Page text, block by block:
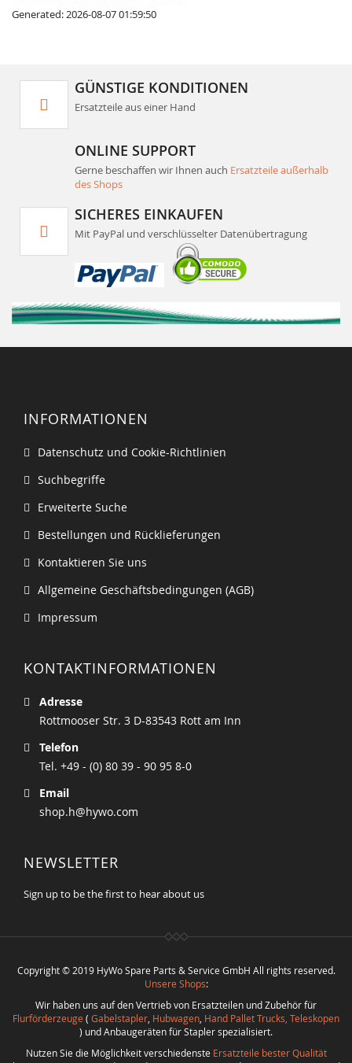
Generated: 2026-08-07 01:59:50
GÜNSTIGE KONDITIONEN
Ersatzteile aus einer Hand
ONLINE SUPPORT
Gerne beschaffen wir Ihnen auch Ersatzteile außerhalb
des Shops
SICHERES EINKAUFEN
Mit PayPal und verschlüsselter Datenübertragung
INFORMATIONEN
Datenschutz und Cookie-Richtlinien
Suchbegriffe
Erweiterte Suche
Bestellungen und Rücklieferungen
Kontaktieren Sie uns
Allgemeine Geschäftsbedingungen (AGB)
Impressum
KONTAKTINFORMATIONEN
Adresse
Rottmooser Str. 3 D-83543 Rott am Inn
Telefon
Tel. +49 - (0) 80 39 - 90 95 8-0
Email
shop.h@hywo.com
NEWSLETTER
Sign up to be the first to hear about us
Copyright © 2019 HyWo Spare Parts & Service GmbH All rights reserved.
Unsere Shops:
Wir haben uns auf den Vertrieb von Ersatzteilen und Zubehör für
Flurförderzeuge ( Gabelstapler Hubwagen Hand Pallet Trucks, Teleskopen
) und Anbaugeräten für Stapler spezialisiert.
Nutzen Sie die Möglichkeit verschiedenste Ersatzteile bester Qualität